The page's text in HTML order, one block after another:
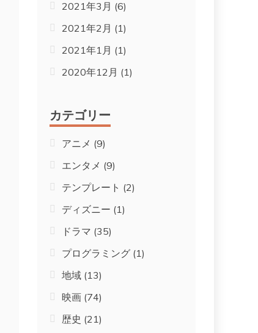
2021年3月 (6)
2021年2月 (1)
2021年1月 (1)
2020年12月 (1)
カテゴリー
アニメ (9)
エンタメ (9)
テンプレート (2)
ディズニー (1)
ドラマ (35)
プログラミング (1)
地域 (13)
映画 (74)
歴史 (21)